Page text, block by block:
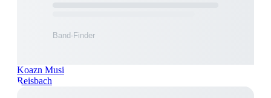
Koazn Musi
Reisbach